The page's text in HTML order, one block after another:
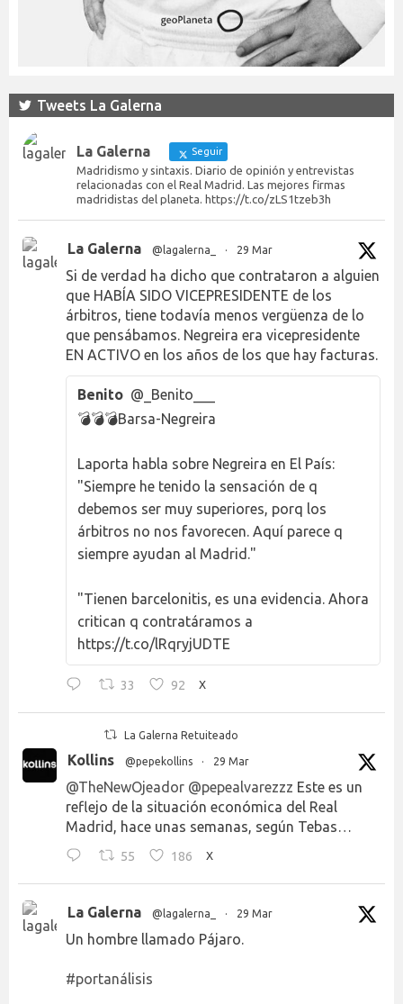
Tweets La Galerna
La Galerna Seguir
Madridismo y sintaxis. Diario de opinión y entrevistas
relacionadas con el Real Madrid. Las mejores firmas
madridistas del planeta. https://t.co/zLS1tzeb3h
La Galerna @lagalerna_ · 29 Mar
Si de verdad ha dicho que contrataron a alguien
que HABÍA SIDO VICEPRESIDENTE de los
árbitros, tiene todavía menos vergüenza de lo
que pensábamos. Negreira era vicepresidente
EN ACTIVO en los años de los que hay facturas.
Benito @_Benito___
💣💣💣Barsa-Negreira
Laporta habla sobre Negreira en El País:
"Siempre he tenido la sensación de q
debemos ser muy superiores, porq los
árbitros no nos favorecen. Aquí parece q
siempre ayudan al Madrid."
"Tienen barcelonitis, es una evidencia. Ahora
critican q contratáramos a
https://t.co/lRqryjUDTE
33 92 X
La Galerna Retuiteado
Kollins @pepekollins · 29 Mar
@TheNewOjeador @pepealvarezzz Este es un
reflejo de la situación económica del Real
Madrid, hace unas semanas, según Tebas…
55 186 X
La Galerna @lagalerna_ · 29 Mar
Un hombre llamado Pájaro.
#portanálisis